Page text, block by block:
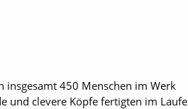
insgesamt 450 Menschen im Werk
und clevere Köpfe fertigten im Laufe